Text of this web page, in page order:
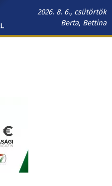
2026. 8. 6., csütörtök
Berta, Bettina